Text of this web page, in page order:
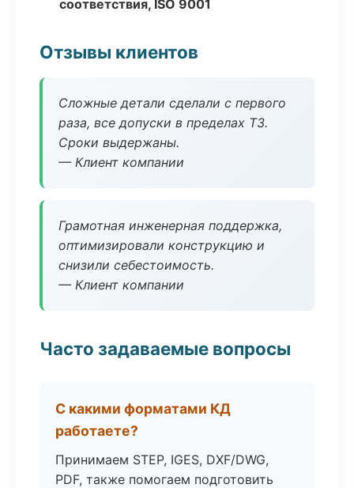
соответствия, ISO 9001
Отзывы клиентов
Сложные детали сделали с первого
раза, все допуски в пределах ТЗ.
Сроки выдержаны.
— Клиент компании
Грамотная инженерная поддержка,
оптимизировали конструкцию и
снизили себестоимость.
— Клиент компании
Часто задаваемые вопросы
С какими форматами КД
работаете?
Принимаем STEP, IGES, DXF/DWG,
PDF, также помогаем подготовить